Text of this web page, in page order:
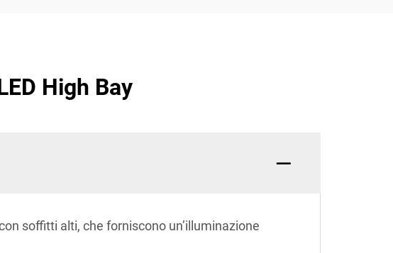
High Bay
soffitti alti, che forniscono un’illuminazione